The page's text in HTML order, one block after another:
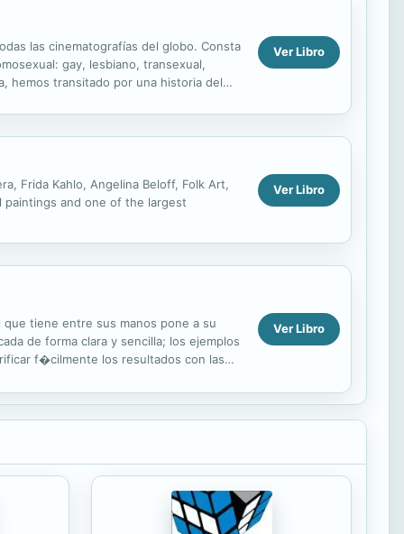
las cinematografías del globo. Consta
gay, lesbiano, transexual,
hemos transitado por una historia del
Ver Libro
Frida Kahlo, Angelina Beloff, Folk Art,
and one of the largest
Ver Libro
tiene entre sus manos pone a su
de forma clara y sencilla; los ejemplos
f�cilmente los resultados con las
Ver Libro